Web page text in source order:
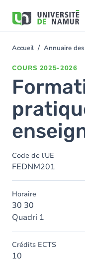
contenu
You
Accueil Annuaire
COURS 2025-2026
Code de l'UE
FEDNM201
Horaire
30 30
Quadri 1
Crédits ECTS
10